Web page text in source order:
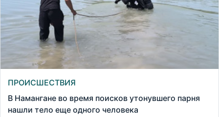
ПРОИСШЕСТВИЯ
В Намангане во время поисков утонувшего парня
нашли тело еще одного человека